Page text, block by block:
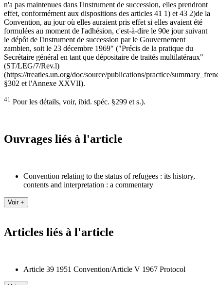
n'a pas maintenues dans l'instrument de succession, elles prendront
effet, conformément aux dispositions des articles 41 1) et 43 2)de la
Convention, au jour où elles auraient pris effet si elles avaient été
formulées au moment de l'adhésion, c'est-à-dire le 90e jour suivant
le dépôt de l'instrument de succession par le Gouvernement
zambien, soit le 23 décembre 1969" ("Précis de la pratique du
Secrétaire général en tant que dépositaire de traités multilatéraux"
(ST/LEG/7/Rev.l)
(https://treaties.un.org/doc/source/publications/practice/
§302 et l'Annexe XXVII).
41 Pour les détails, voir, ibid. spéc. §299 et s.).
Ouvrages liés à l'article
Convention relating to the status of refugees : its history,
contents and interpretation : a commentary
Articles liés à l'article
Article 39 1951 Convention/Article V 1967 Protocol